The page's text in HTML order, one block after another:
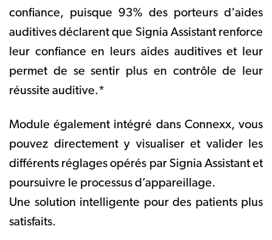
confiance, puisque 93% des porteurs d'aides
auditives déclarent que Signia Assistant renforce
leur confiance en leurs aides auditives et leur
permet de se sentir plus en contrôle de leur
réussite auditive.*
Module également intégré dans Connexx, vous
pouvez directement y visualiser et valider les
différents réglages opérés par Signia Assistant et
poursuivre le processus d’appareillage.
Une solution intelligente pour des patients plus
satisfaits.